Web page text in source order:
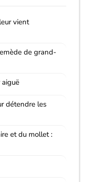
vient
de grand-
détendre les
et du mollet :